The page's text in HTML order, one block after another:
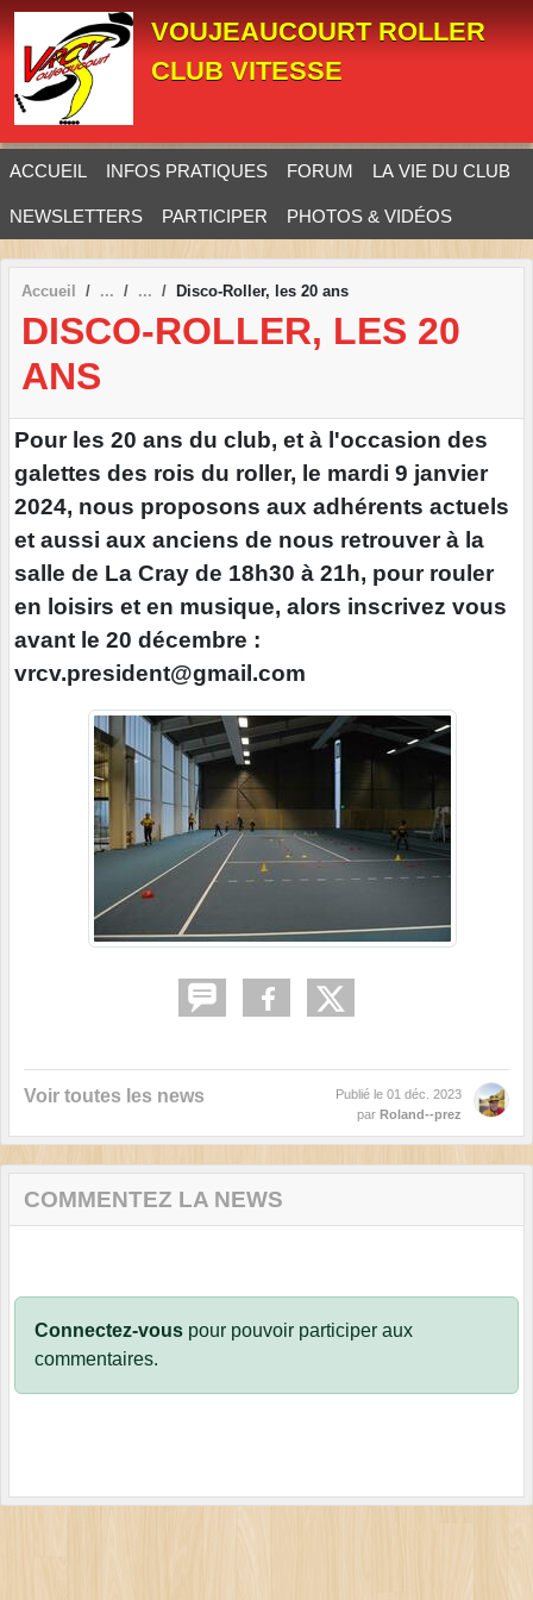
VOUJEAUCOURT ROLLER
CLUB VITESSE
ACCUEIL INFOS PRATIQUES FORUM LA VIE DU CLUB
NEWSLETTERS PARTICIPER PHOTOS & VIDÉOS
Accueil Disco-Roller, les 20 ans
DISCO-ROLLER, LES 20
ANS
Pour les 20 ans du club, et à l'occasion des
galettes des rois du roller, le mardi 9 janvier
2024, nous proposons aux adhérents actuels
et aussi aux anciens de nous retrouver à la
salle de La Cray de 18h30 à 21h, pour rouler
en loisirs et en musique, alors inscrivez vous
avant le 20 décembre :
vrcv.president@gmail.com
Voir toutes les news Publié le 01 déc. 2023
par Roland--prez
COMMENTEZ LA NEWS
Connectez-vous pour pouvoir participer aux
commentaires.
Panneau de gestion des cookies